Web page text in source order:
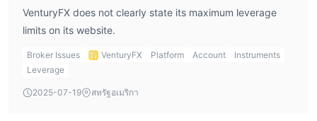
VenturyFX does not clearly state its maximum leverage
limits on its website.
Broker Issues VenturyFX Platform Account
Instruments
Leverage
2025-07-19 สหรัฐอเมริกา